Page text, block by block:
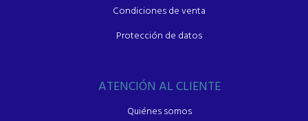
Condiciones de venta
Protección de datos
ATENCIÓN AL CLIENTE
Quiénes somos